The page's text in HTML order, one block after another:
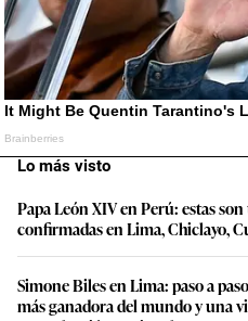
Lo más visto
Papa León XIV en Perú: estas
confirmadas en Lima, Chiclayo,
Simone Biles en Lima: paso a
más ganadora del mundo y una